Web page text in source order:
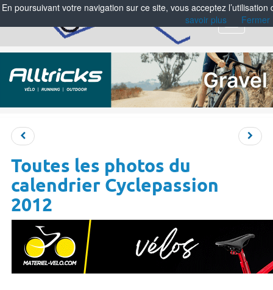
Menu
Toutes les photos du
calendrier Cyclepassion
2012
En poursuivant votre navigation sur ce site, vous acceptez
savoir plus
Fermer